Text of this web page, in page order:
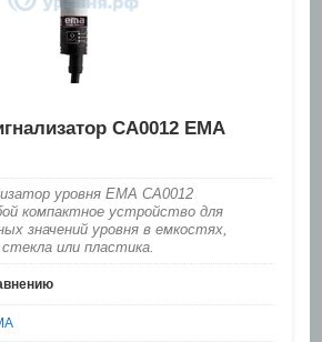
CA0012 EMA
уровня EMA CA0012
компактное устройство для
значений уровня в емкостях,
или пластика.